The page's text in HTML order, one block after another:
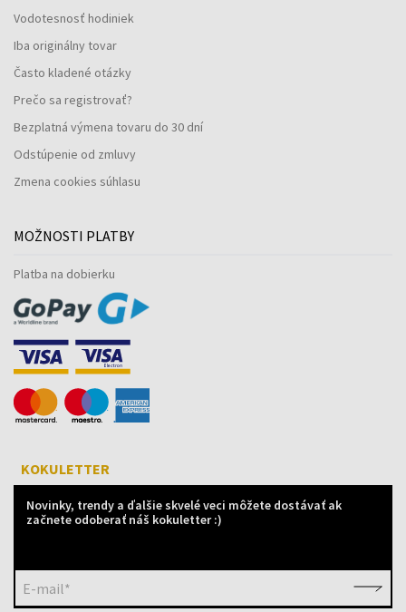
Vodotesnosť hodiniek
Iba originálny tovar
Často kladené otázky
Prečo sa registrovať?
Bezplatná výmena tovaru do 30 dní
Odstúpenie od zmluvy
Zmena cookies súhlasu
MOŽNOSTI PLATBY
Platba na dobierku
KOKULETTER
Novinky, trendy a ďalšie skvelé veci môžete dostávať ak
začnete odoberať náš kokuletter :)
E-mail*